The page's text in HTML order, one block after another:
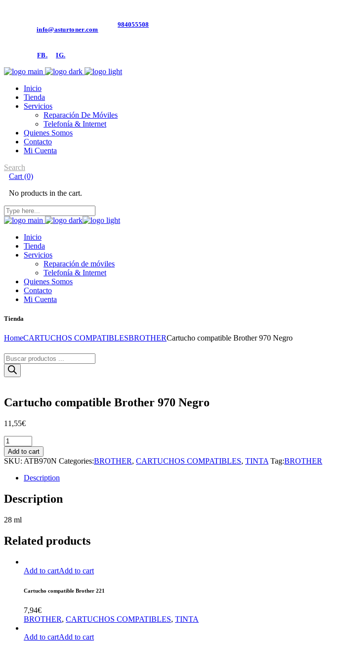
info@asturtoner.com
984055508
FB. IG.
Inicio
Tienda
Servicios
Reparación De Móviles
Telefonía & Internet
Quienes Somos
Contacto
Mi Cuenta
Search
Cart (0)
No products in the cart.
Inicio
Tienda
Servicios
Reparación de móviles
Telefonía & Internet
Quienes Somos
Contacto
Mi Cuenta
Tienda
HomeCARTUCHOS COMPATIBLESBROTHERCartucho compatible Brother 970 Negro
Búsqueda
de
productos
Cartucho compatible Brother 970 Negro
11,55€
Cartucho
compatible
Brother
970
Negro
quantity
Add to cart
SKU: ATB970N Categories:BROTHER, CARTUCHOS COMPATIBLES, TINTA Tag:BROTHER
Description
Description
28 ml
Related products
Add to cartAdd to cart
Cartucho compatible Brother 221
7,94€
BROTHER, CARTUCHOS COMPATIBLES, TINTA
Add to cartAdd to cart